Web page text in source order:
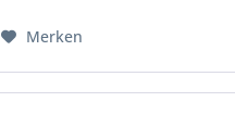
Merken